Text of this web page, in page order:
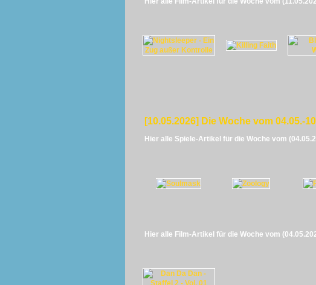
[10.05.2026] Die Woche vom 04.05.-
Hier alle Spiele-Artikel für die Woche vom
Hier alle Film-Artikel für die Woche vom